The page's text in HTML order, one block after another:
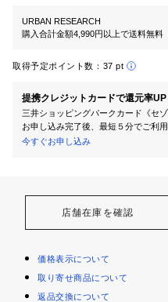
URBAN RESEARCH
購入合計金額4,990円以上で送料無料
取得予定ポイント数： 37 pt
提携クレジットカードで還元率UP
三井ショッピングパークカード《セ
お申し込み完了後、最短５分でご利用
今すぐお申し込み
店舗在庫を確認
価格表示について
取り寄せ商品について
返品交換について